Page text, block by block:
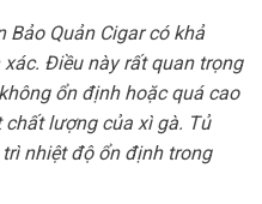
Quản Cigar có khả
Điều này rất quan trọng
ổn định hoặc quá cao
lượng của xì gà. Tủ
nhiệt độ ổn định trong